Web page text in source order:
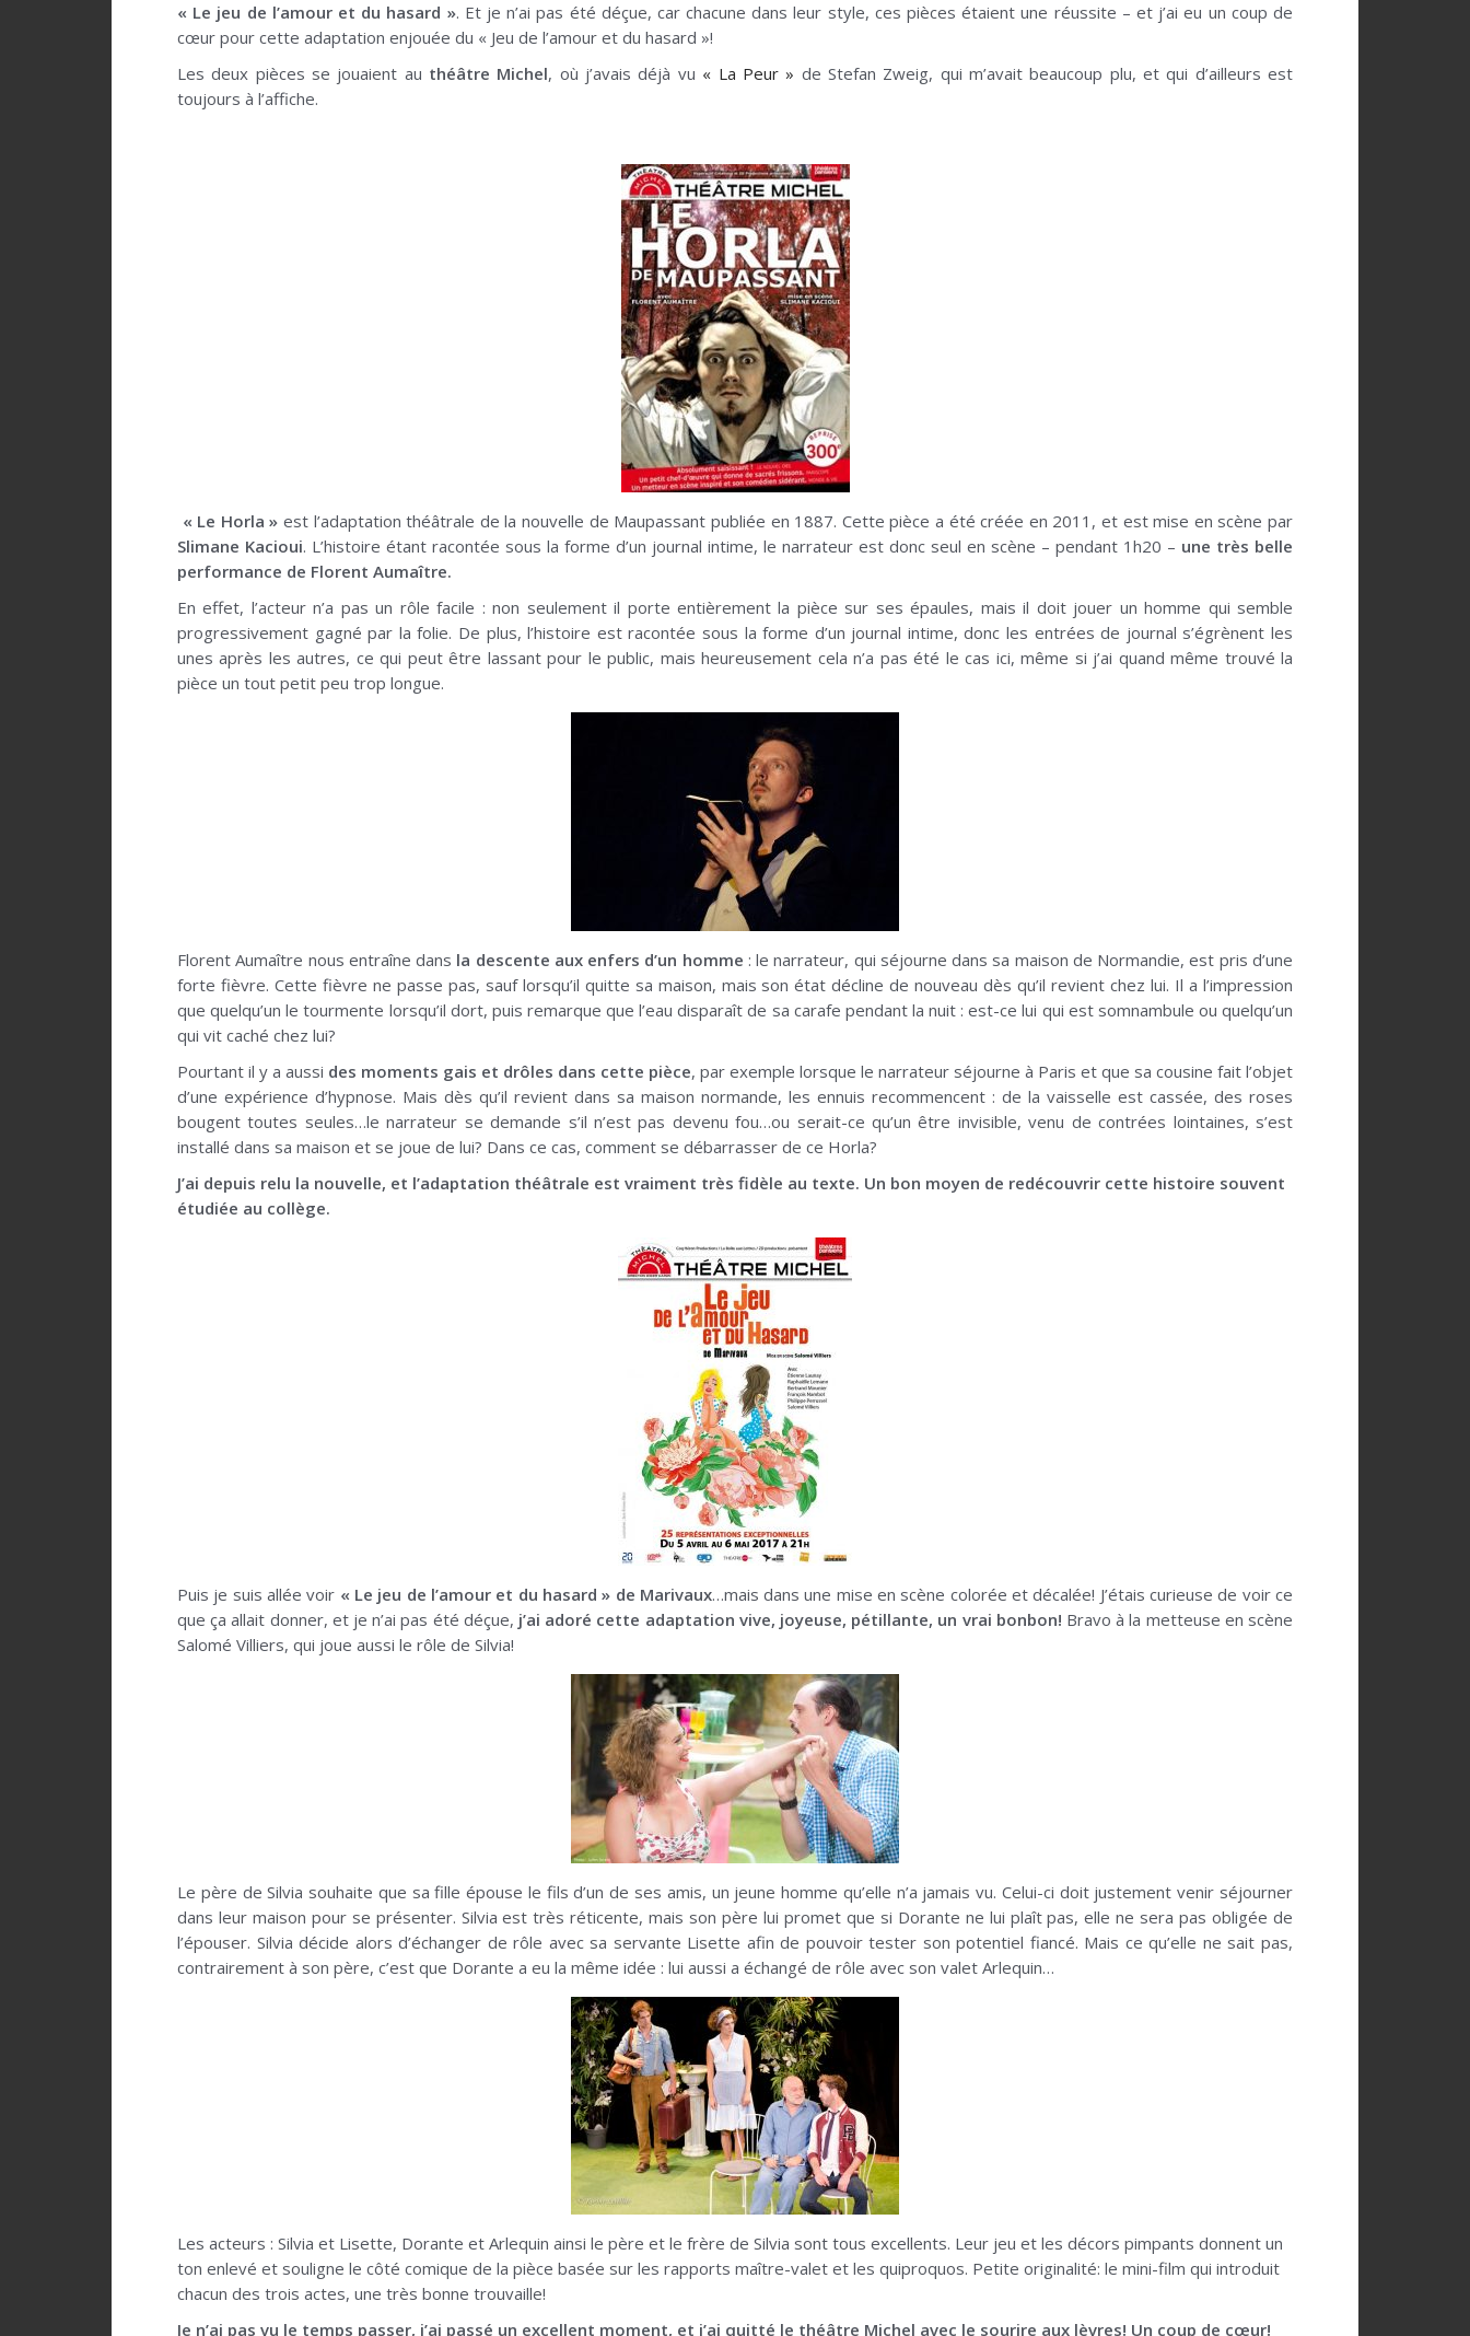
« Le jeu de l’amour et du hasard ». Et je n’ai pas été déçue, car chacune dans leur style, ces pièces étaient une réussite – et j’ai eu un coup de
cœur pour cette adaptation enjouée du « Jeu de l’amour et du hasard »!
Les deux pièces se jouaient au théâtre Michel, où j’avais déjà vu « La Peur » de Stefan Zweig, qui m’avait beaucoup plu, et qui d’ailleurs est
toujours à l’affiche.
« Le Horla » est l’adaptation théâtrale de la nouvelle de Maupassant publiée en 1887. Cette pièce a été créée en 2011, et est mise en scène par
Slimane Kacioui. L’histoire étant racontée sous la forme d’un journal intime, le narrateur est donc seul en scène – pendant 1h20 – une très belle
performance de Florent Aumaître.
En effet, l’acteur n’a pas un rôle facile : non seulement il porte entièrement la pièce sur ses épaules, mais il doit jouer un homme qui semble
progressivement gagné par la folie. De plus, l’histoire est racontée sous la forme d’un journal intime, donc les entrées de journal s’égrènent les
unes après les autres, ce qui peut être lassant pour le public, mais heureusement cela n’a pas été le cas ici, même si j’ai quand même trouvé la
pièce un tout petit peu trop longue.
Florent Aumaître nous entraîne dans la descente aux enfers d’un homme : le narrateur, qui séjourne dans sa maison de Normandie, est pris d’une
forte fièvre. Cette fièvre ne passe pas, sauf lorsqu’il quitte sa maison, mais son état décline de nouveau dès qu’il revient chez lui. Il a l’impression
que quelqu’un le tourmente lorsqu’il dort, puis remarque que l’eau disparaît de sa carafe pendant la nuit : est-ce lui qui est somnambule ou quelqu’un
qui vit caché chez lui?
Pourtant il y a aussi des moments gais et drôles dans cette pièce, par exemple lorsque le narrateur séjourne à Paris et que sa cousine fait l’objet
d’une expérience d’hypnose. Mais dès qu’il revient dans sa maison normande, les ennuis recommencent : de la vaisselle est cassée, des roses
bougent toutes seules…le narrateur se demande s’il n’est pas devenu fou…ou serait-ce qu’un être invisible, venu de contrées lointaines, s’est
installé dans sa maison et se joue de lui? Dans ce cas, comment se débarrasser de ce Horla?
J’ai depuis relu la nouvelle, et l’adaptation théâtrale est vraiment très fidèle au texte. Un bon moyen de redécouvrir cette histoire souvent
étudiée au collège.
Puis je suis allée voir « Le jeu de l’amour et du hasard » de Marivaux…mais dans une mise en scène colorée et décalée! J’étais curieuse de voir ce
que ça allait donner, et je n’ai pas été déçue, j’ai adoré cette adaptation vive, joyeuse, pétillante, un vrai bonbon! Bravo à la metteuse en scène
Salomé Villiers, qui joue aussi le rôle de Silvia!
Le père de Silvia souhaite que sa fille épouse le fils d’un de ses amis, un jeune homme qu’elle n’a jamais vu. Celui-ci doit justement venir séjourner
dans leur maison pour se présenter. Silvia est très réticente, mais son père lui promet que si Dorante ne lui plaît pas, elle ne sera pas obligée de
l’épouser. Silvia décide alors d’échanger de rôle avec sa servante Lisette afin de pouvoir tester son potentiel fiancé. Mais ce qu’elle ne sait pas,
contrairement à son père, c’est que Dorante a eu la même idée : lui aussi a échangé de rôle avec son valet Arlequin…
Les acteurs : Silvia et Lisette, Dorante et Arlequin ainsi le père et le frère de Silvia sont tous excellents. Leur jeu et les décors pimpants donnent un
ton enlevé et souligne le côté comique de la pièce basée sur les rapports maître-valet et les quiproquos. Petite originalité: le mini-film qui introduit
chacun des trois actes, une très bonne trouvaille!
Je n’ai pas vu le temps passer, j’ai passé un excellent moment, et j’ai quitté le théâtre Michel avec le sourire aux lèvres! Un coup de cœur!